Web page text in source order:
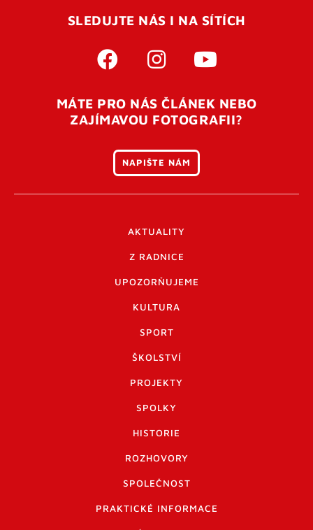
SLEDUJTE NÁS I NA SÍTÍCH
MÁTE PRO NÁS ČLÁNEK NEBO
ZAJÍMAVOU FOTOGRAFII?
NAPIŠTE NÁM
AKTUALITY
Z RADNICE
UPOZORŇUJEME
KULTURA
SPORT
ŠKOLSTVÍ
PROJEKTY
SPOLKY
HISTORIE
ROZHOVORY
SPOLEČNOST
PRAKTICKÉ INFORMACE